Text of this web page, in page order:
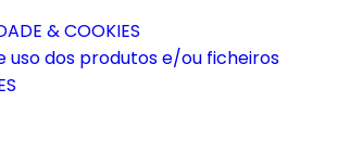
& COOKIES
uso dos produtos e/ou ficheiros